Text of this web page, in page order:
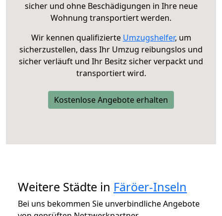
sicher und ohne Beschädigungen in Ihre neue
Wohnung transportiert werden.
Wir kennen qualifizierte Umzugshelfer, um
sicherzustellen, dass Ihr Umzug reibungslos und
sicher verläuft und Ihr Besitz sicher verpackt und
transportiert wird.
Kostenlose Angebote erhalten
Weitere Städte in Färöer-Inseln
Bei uns bekommen Sie unverbindliche Angebote